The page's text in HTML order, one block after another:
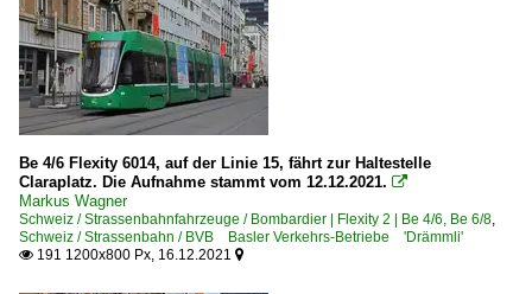
Be 4/6 Flexity 6014, auf der Linie 15, fährt zur Haltestelle
Claraplatz. Die Aufnahme stammt vom 12.12.2021. 
Markus Wagner
Schweiz / Strassenbahnfahrzeuge / Bombardier | Flexity 2 | Be 4/6, Be 6/8,
Schweiz / Strassenbahn / BVB Basler Verkehrs-Betriebe 'Drämmli'
 191 1200x800 Px, 16.12.2021 